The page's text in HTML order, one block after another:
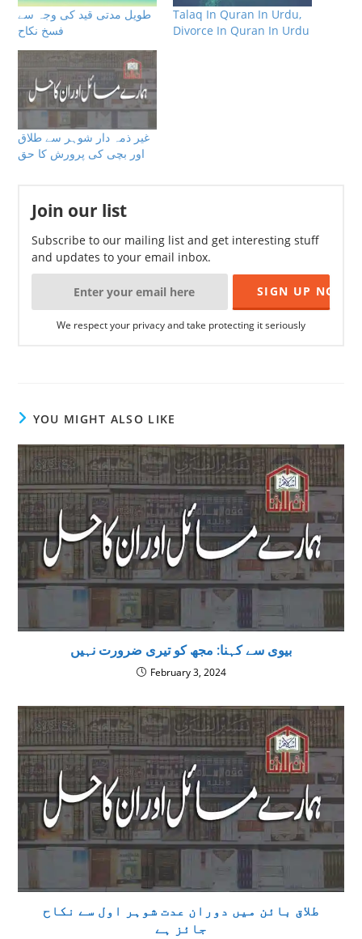
طویل مدتی قید کی وجہ سے
فسخ نکاح
Talaq In Quran In Urdu,
Divorce In Quran In Urdu
غیر ذمہ دار شوہر سے طلاق
اور بچی کی پرورش کا حق
Join our list
Subscribe to our mailing list and get interesting stuff
and updates to your email inbox.
We respect your privacy and take protecting it seriously
YOU MIGHT ALSO LIKE
بیوی سے کہنا: مجھ کو تیری ضرورت نہیں
February 3, 2024
طلاق بائن میں دوران عدت شوہر اول سے نکاح
جائز ہے